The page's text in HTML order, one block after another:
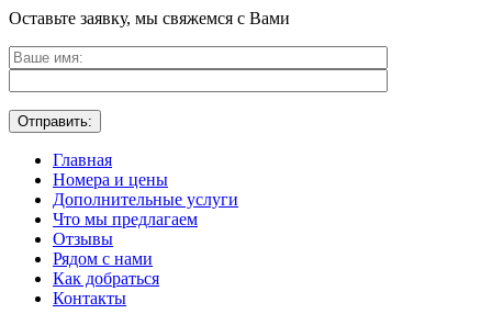
Оставьте заявку, мы свяжемся с Вами
Главная
Номера и цены
Дополнительные услуги
Что мы предлагаем
Отзывы
Рядом с нами
Как добраться
Контакты